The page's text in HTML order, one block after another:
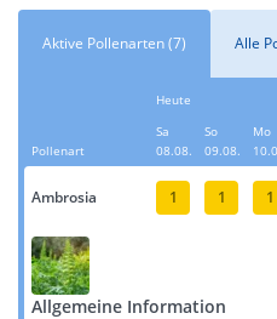
Aktive Pollenarten (7) Alle
Pollenart
Heute
Sa
08.08.
So
09.08.
Mo
Ambrosia 1 1 1
Allgemeine Information